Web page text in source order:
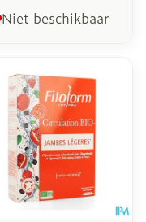
Niet beschikbaar